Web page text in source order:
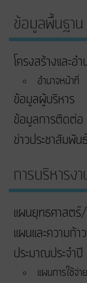
ข้อมูลพื้นฐาน
โครงสร้างและอ
อำนาจหน้าที่
ข้อมูลผู้บริหาร
ข้อมูลการติดต่อ
ข่าวประชาสัมพัน
การบริหารง
แผนยุทธศาสต
แผนและความก้า
ประมาณประจําปี
แผนการใช้จ่